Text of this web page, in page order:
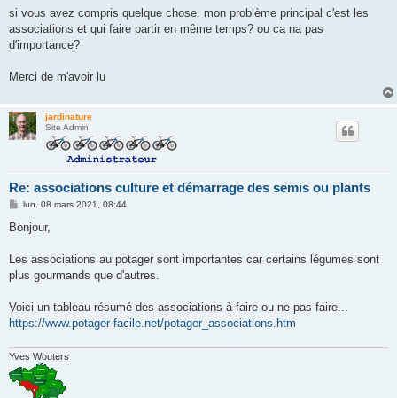
si vous avez compris quelque chose. mon problème principal c'est les
associations et qui faire partir en même temps? ou ca na pas
d'importance?
Merci de m'avoir lu
jardinature
Site Admin
Re: associations culture et démarrage des semis ou plants
M
s
g
lun. 08 mars 2021, 08:44
Bonjour,
Les associations au potager sont importantes car certains légumes sont
plus gourmands que d'autres.
Voici un tableau résumé des associations à faire ou ne pas faire...
https://www.potager-facile.net/potager_associations.htm
Yves Wouters